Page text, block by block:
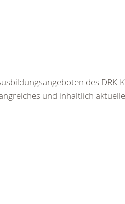
des
und inhaltlich